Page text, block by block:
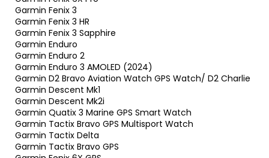
Garmin Fenix 3
Garmin Fenix 3 HR
Garmin Fenix 3 Sapphire
Garmin Enduro
Garmin Enduro 2
Garmin Enduro 3 AMOLED (2024)
Garmin D2 Bravo Aviation Watch GPS Watch/ D2 Charlie
Garmin Descent Mk1
Garmin Descent Mk2i
Garmin Quatix 3 Marine GPS Smart Watch
Garmin Tactix Bravo GPS Multisport Watch
Garmin Tactix Delta
Garmin Tactix Bravo GPS